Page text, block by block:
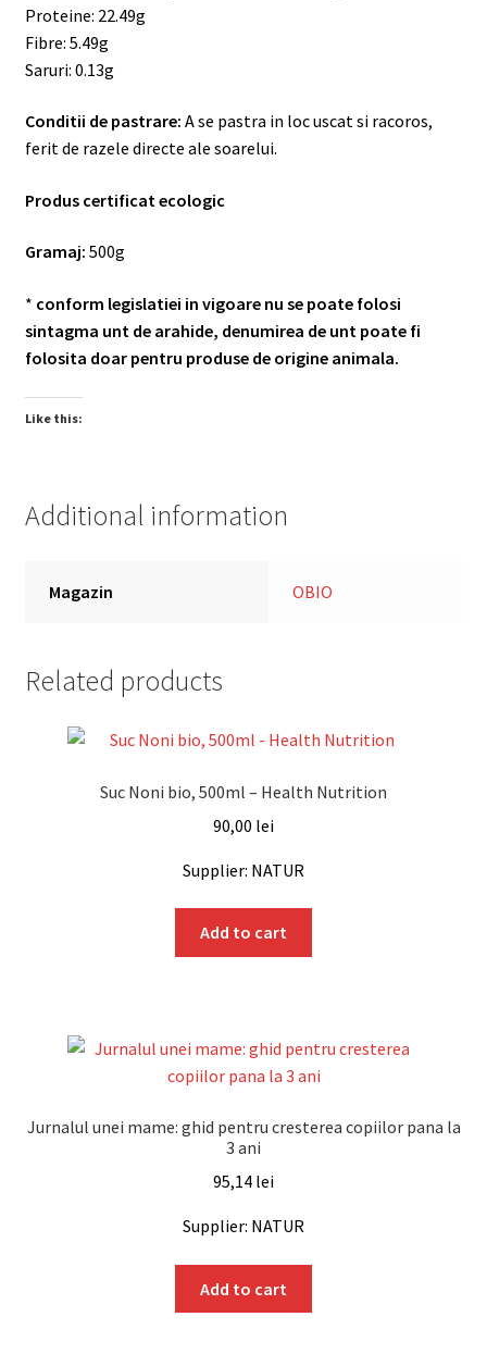
Proteine: 22.49g
Fibre: 5.49g
Saruri: 0.13g
Conditii de pastrare: A se pastra in loc uscat si racoros,
ferit de razele directe ale soarelui.
Produs certificat ecologic
Gramaj: 500g
* conform legislatiei in vigoare nu se poate folosi
sintagma unt de arahide, denumirea de unt poate fi
folosita doar pentru produse de origine animala.
Like this:
Additional information
Magazin OBIO
Related products
Suc Noni bio, 500ml – Health Nutrition
90,00 lei
Supplier: NATUR
Add to cart
Jurnalul unei mame: ghid pentru cresterea copiilor pana la
3 ani
95,14 lei
Supplier: NATUR
Add to cart